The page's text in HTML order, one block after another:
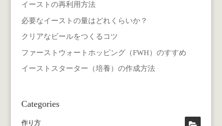
イーストの再利用方法
必要なイーストの量はどれくらいか？
クリアなビールをつくるコツ
ファーストウォートホッピング（FWH）のすすめ
イーストスターター（培養）の作成方法
Categories
作り方